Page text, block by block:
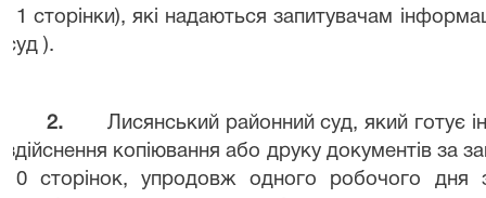
11 сторінки),які надаються запитувачам
суд ).
2.
Лисянський районний суд, який готує
здійснення копіювання або друку документів за
10 сторінок, упродовж одного робочого дня